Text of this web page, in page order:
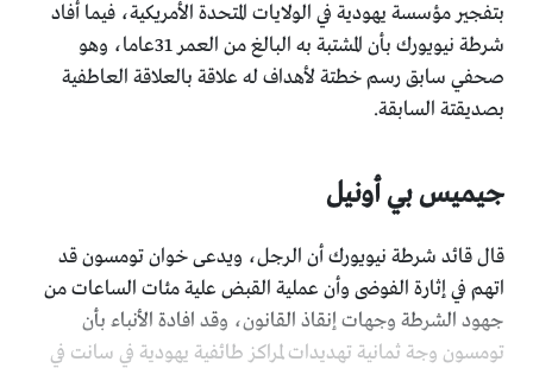
بتفجير مؤسسة يهودية في الولايات المتحدة الأمريكية، فيما أفاد
شرطة نيويورك بأن المشتبة به البالغ من العمر 31عاما، وهو
صحفي سابق رسم خطتة لأهداف له علاقة بالعلاقة العاطفية
بصديقتة السابقة.
جيميس بي أونيل
قال قائد شرطة نيويورك أن الرجل، ويدعى خوان تومسون قد
اتهم في إثارة الفوضى وأن عملية القبض علية مئات الساعات من
جهود الشرطة وجهات إنقاذ القانون، وقد افادة الأنباء بأن
تومسون وجة ثمانية تهديدات لمراكز طائفية يهودية في سانت في